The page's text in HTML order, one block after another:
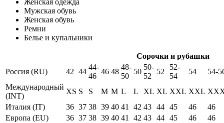
Женская одежда
Мужская обувь
Женская обувь
Ремни
Белье и купальники
Сорочки и рубашки
Россия (RU)
42 44
44-
46
46 48
48-
50
50
50-
52
52
52-
54
54
54-
Международный
(INT)
XS S S M M L L XL XL XXL XXL
Италия (IT)
36 37 38 39 40 41 42 43 44 45 46
46
Европа (EU)
36 37 38 39 40 41 42 43 44 45 46
46